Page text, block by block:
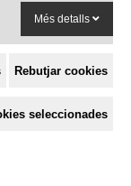
Més detalls
Rebutjar cookies
seleccionades